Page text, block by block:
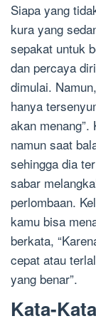
Siapa yang
kura yang
sepakat untuk
dan percaya
dimulai.
hanya
akan
namun saat
sehingga dia
sabar
perlombaan.
kamu bisa
berkata,
cepat atau
yang benar”.
Kata-